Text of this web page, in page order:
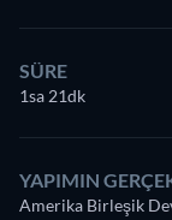
SÜRE
1sa 21dk
YAPIMIN
Amerika Birleşik